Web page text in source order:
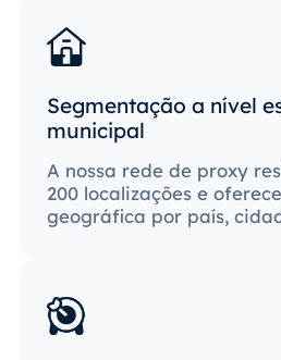
Segmentação a nível
municipal
A nossa rede de proxy
200 localizações e
geográfica por país,